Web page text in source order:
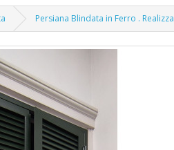
Persiana Blindata in Ferro .